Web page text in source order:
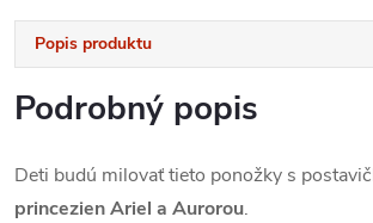
Popis produktu
Podrobný popis
Deti budú milovať tieto ponožky s
princezien Ariel a Aurorou.